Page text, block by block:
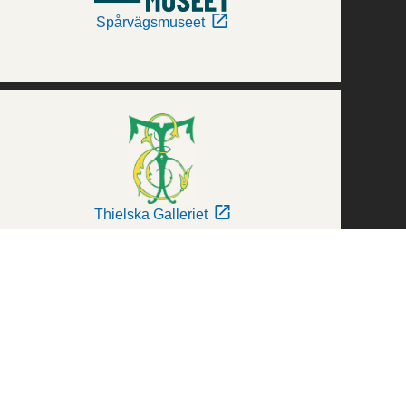
Spårvägsmuseet
Thielska Galleriet